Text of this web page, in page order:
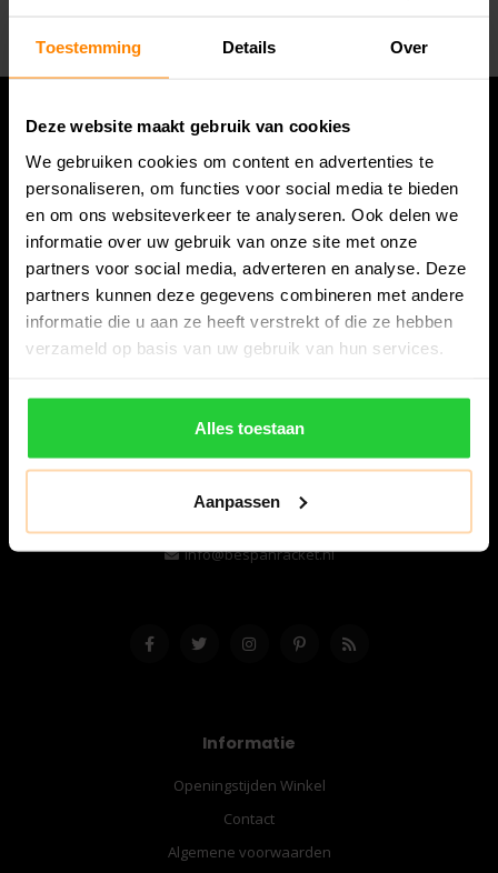
Toestemming Details Over
Deze website maakt gebruik van cookies
We gebruiken cookies om content en advertenties te
personaliseren, om functies voor social media te bieden
en om ons websiteverkeer te analyseren. Ook delen we
informatie over uw gebruik van onze site met onze
partners voor social media, adverteren en analyse. Deze
partners kunnen deze gegevens combineren met andere
informatie die u aan ze heeft verstrekt of die ze hebben
verzameld op basis van uw gebruik van hun services.
Alles toestaan
Aanpassen
Bespanracket.nl is dé racketspecialist van Lelystad en
omstreken.
Snijdersstraat 6
8224 AA Lelystad
Nederland
06-57276080
info@bespanracket.nl
Informatie
Openingstijden Winkel
Contact
Algemene voorwaarden